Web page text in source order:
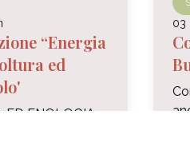
“Energia
ed
ED ENOLOGIA
03